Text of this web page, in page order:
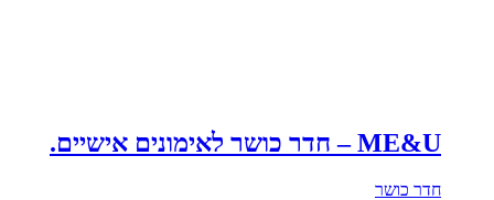
ME&U – חדר כושר לאימונים אישיים.
חדר כושר